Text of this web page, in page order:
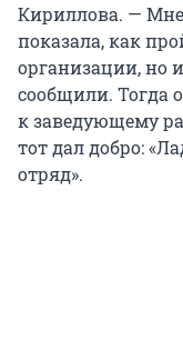
Кириллова. —
показала, как
организации, но
сообщили. Тогда
к заведующему
тот дал добро:
отряд».